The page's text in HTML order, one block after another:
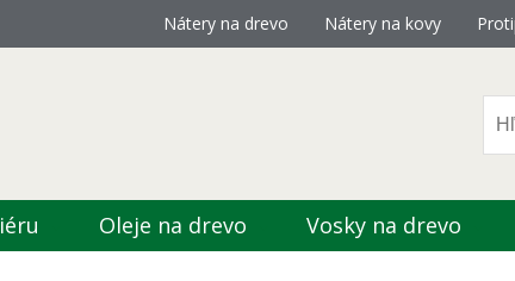
Nátery na drevo Nátery na kovy
Oleje na drevo Vosky na drevo